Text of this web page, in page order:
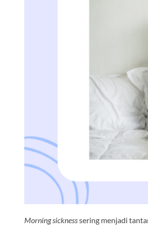
Morning sicknesssering menjadi